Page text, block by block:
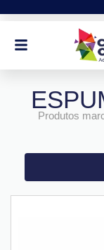
Produtos